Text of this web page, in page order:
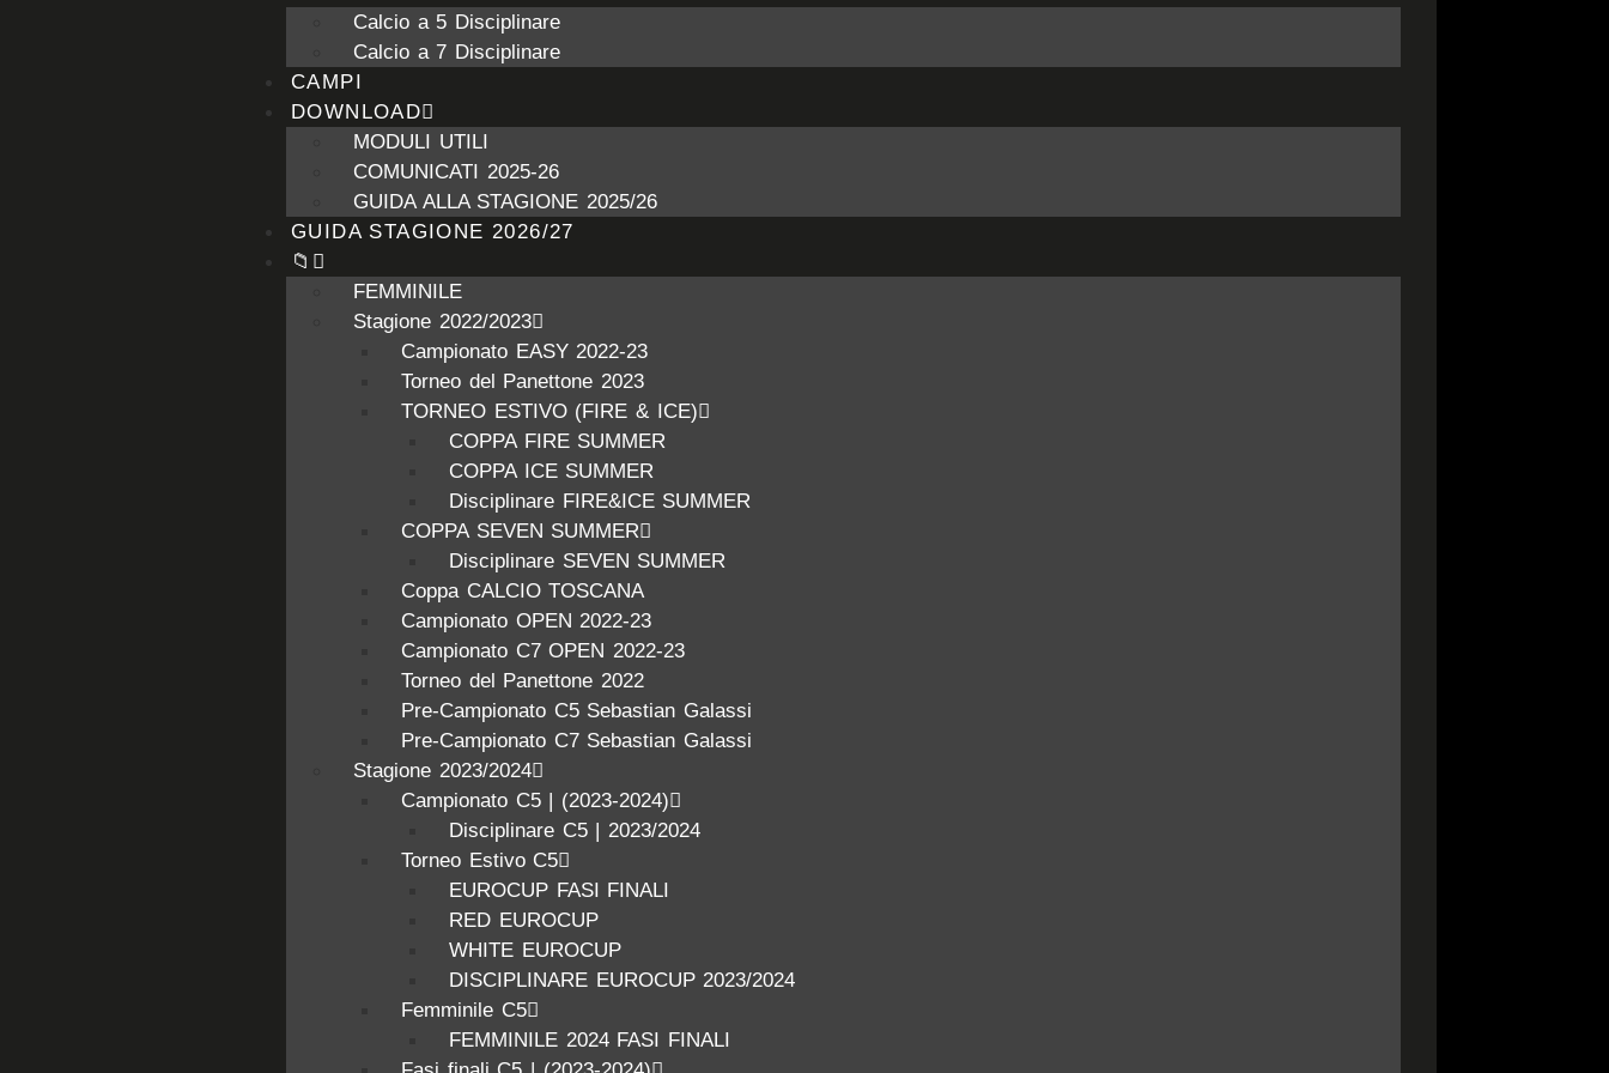
Calcio a 5 Disciplinare
Calcio a 7 Disciplinare
CAMPI
DOWNLOAD
MODULI UTILI
COMUNICATI 2025-26
GUIDA ALLA STAGIONE 2025/26
GUIDA STAGIONE 2026/27
📁
FEMMINILE
Stagione 2022/2023
Campionato EASY 2022-23
Torneo del Panettone 2023
TORNEO ESTIVO (FIRE & ICE)
COPPA FIRE SUMMER
COPPA ICE SUMMER
Disciplinare FIRE&ICE SUMMER
COPPA SEVEN SUMMER
Disciplinare SEVEN SUMMER
Coppa CALCIO TOSCANA
Campionato OPEN 2022-23
Campionato C7 OPEN 2022-23
Torneo del Panettone 2022
Pre-Campionato C5 Sebastian Galassi
Pre-Campionato C7 Sebastian Galassi
Stagione 2023/2024
Campionato C5 | (2023-2024)
Disciplinare C5 | 2023/2024
Torneo Estivo C5
EUROCUP FASI FINALI
RED EUROCUP
WHITE EUROCUP
DISCIPLINARE EUROCUP 2023/2024
Femminile C5
FEMMINILE 2024 FASI FINALI